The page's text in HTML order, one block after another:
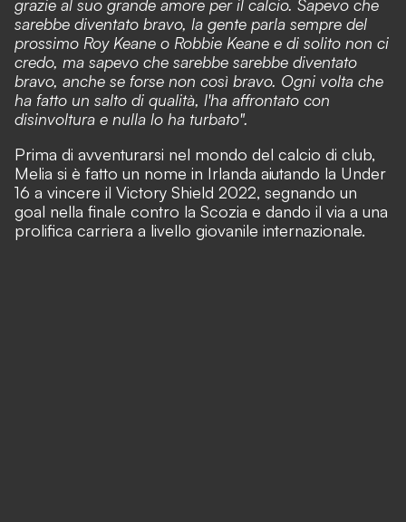
grazie al suo grande amore per il calcio. Sapevo che
sarebbe diventato bravo, la gente parla sempre del
prossimo Roy Keane o Robbie Keane e di solito non ci
credo, ma sapevo che sarebbe sarebbe diventato
bravo, anche se forse non così bravo. Ogni volta che
ha fatto un salto di qualità, l'ha affrontato con
disinvoltura e nulla lo ha turbato".
Prima di avventurarsi nel mondo del calcio di club,
Melia si è fatto un nome in Irlanda aiutando la Under
16 a vincere il Victory Shield 2022, segnando un
goal nella finale contro la Scozia e dando il via a una
prolifica carriera a livello giovanile internazionale.